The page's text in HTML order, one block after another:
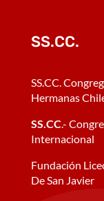
SS.CC.
SS.CC.
Hermanas
SS.CC.-
Internacional
Fundación
De San Javier